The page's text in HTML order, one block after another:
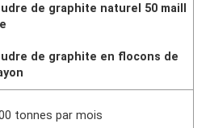
de graphite naturel 50 maill
de graphite en flocons de
tonnes par mois